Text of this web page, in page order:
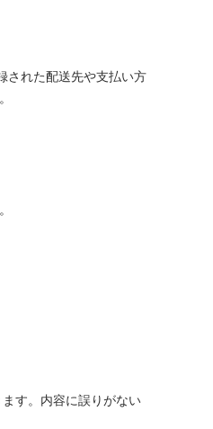
された配送先や支払い方
す。内容に誤りがない